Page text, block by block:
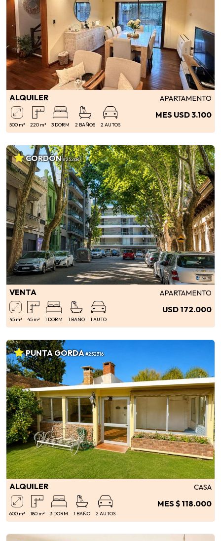
ALQUILER APARTAMENTO
500 m² 220 m² 3 DORM 2 BAÑOS 2 AUTOS
MES USD 3.100
CORDÓN#252687
VENTA APARTAMENTO
45 m² 45 m² 1 DORM 1 BAÑO 1 AUTO
USD 172.000
PUNTA GORDA#252316
ALQUILER CASA
600 m² 180 m² 3 DORM 1 BAÑO 2 AUTOS
MES $ 118.000